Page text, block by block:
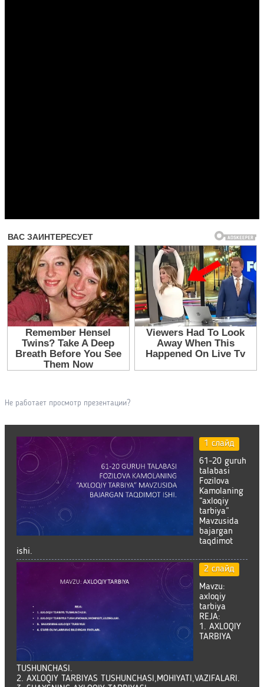
Не работает просмотр презентации?
1 слайд
61-20 guruh
talabasi
Fozilova
Kamolaning
“axloqiy
tarbiya”
Mavzusida
bajargan
taqdimot
ishi.
2 слайд
Mavzu:
axloqiy
tarbiya
REJA:
1. AXLOQIY
TARBIYA
TUSHUNCHASI.
2. AXLOQIY TARBIYAS TUSHUNCHASI,MOHIYATI,VAZIFALARI.